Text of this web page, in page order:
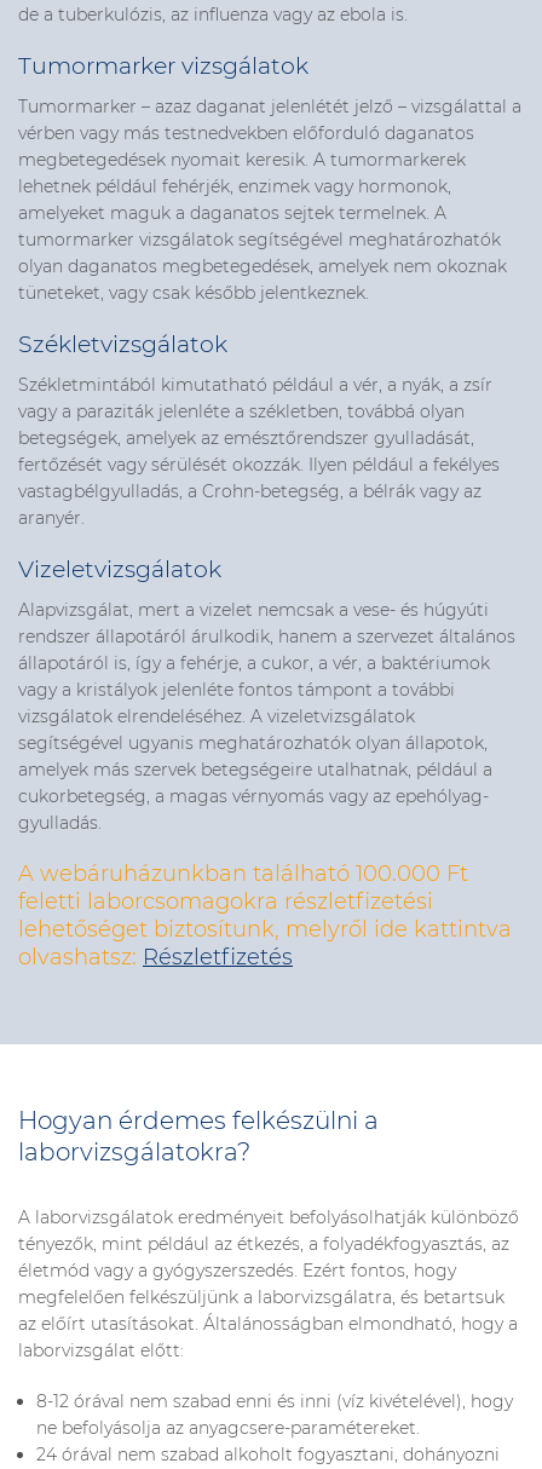
de a tuberkulózis, az influenza vagy az ebola is.
Tumormarker vizsgálatok
Tumormarker – azaz daganat jelenlétét jelző – vizsgálattal a
vérben vagy más testnedvekben előforduló daganatos
megbetegedések nyomait keresik. A tumormarkerek
lehetnek például fehérjék, enzimek vagy hormonok,
amelyeket maguk a daganatos sejtek termelnek. A
tumormarker vizsgálatok segítségével meghatározhatók
olyan daganatos megbetegedések, amelyek nem okoznak
tüneteket, vagy csak később jelentkeznek.
Székletvizsgálatok
Székletmintából kimutatható például a vér, a nyák, a zsír
vagy a paraziták jelenléte a székletben, továbbá olyan
betegségek, amelyek az emésztőrendszer gyulladását,
fertőzését vagy sérülését okozzák. Ilyen például a fekélyes
vastagbélgyulladás, a Crohn-betegség, a bélrák vagy az
aranyér.
Vizeletvizsgálatok
Alapvizsgálat, mert a vizelet nemcsak a vese- és húgyúti
rendszer állapotáról árulkodik, hanem a szervezet általános
állapotáról is, így a fehérje, a cukor, a vér, a baktériumok
vagy a kristályok jelenléte fontos támpont a további
vizsgálatok elrendeléséhez. A vizeletvizsgálatok
segítségével ugyanis meghatározhatók olyan állapotok,
amelyek más szervek betegségeire utalhatnak, például a
cukorbetegség, a magas vérnyomás vagy az epehólyag-
gyulladás.
A webáruházunkban található 100.000 Ft
feletti laborcsomagokra részletfizetési
lehetőséget biztosítunk, melyről ide kattintva
olvashatsz: Részletfizetés
Hogyan érdemes felkészülni a
laborvizsgálatokra?
A laborvizsgálatok eredményeit befolyásolhatják különböző
tényezők, mint például az étkezés, a folyadékfogyasztás, az
életmód vagy a gyógyszerszedés. Ezért fontos, hogy
megfelelően felkészüljünk a laborvizsgálatra, és betartsuk
az előírt utasításokat. Általánosságban elmondható, hogy a
laborvizsgálat előtt:
8-12 órával nem szabad enni és inni (víz kivételével), hogy
ne befolyásolja az anyagcsere-paramétereket.
24 órával nem szabad alkoholt fogyasztani, dohányozni